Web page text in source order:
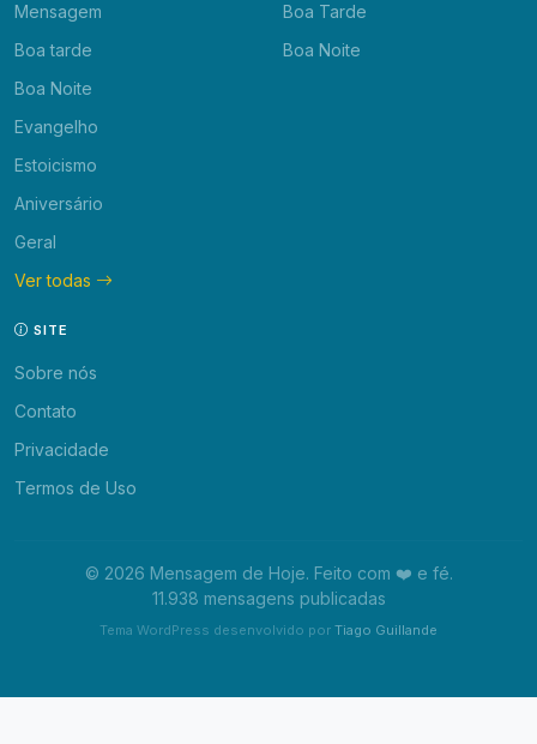
Mensagem
Boa tarde
Boa Noite
Evangelho
Estoicismo
Aniversário
Geral
Ver todas
Boa Tarde
Boa Noite
SITE
Sobre nós
Contato
Privacidade
Termos de Uso
© 2026 Mensagem de Hoje. Feito com ❤️ e fé.
11.938 mensagens publicadas
Tema WordPress desenvolvido por Tiago Guillande